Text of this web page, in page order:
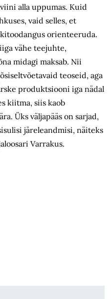
alla uppumas. Kuid
vaid selles, et
orienteeruda.
vähe teejuhte,
midagi maksab. Nii
teoseid, aga
produktsiooni iga nädal
kiitma, siis kaob
Üks väljapääs on sarjad,
järeleandmisi, näiteks
Varrakus.